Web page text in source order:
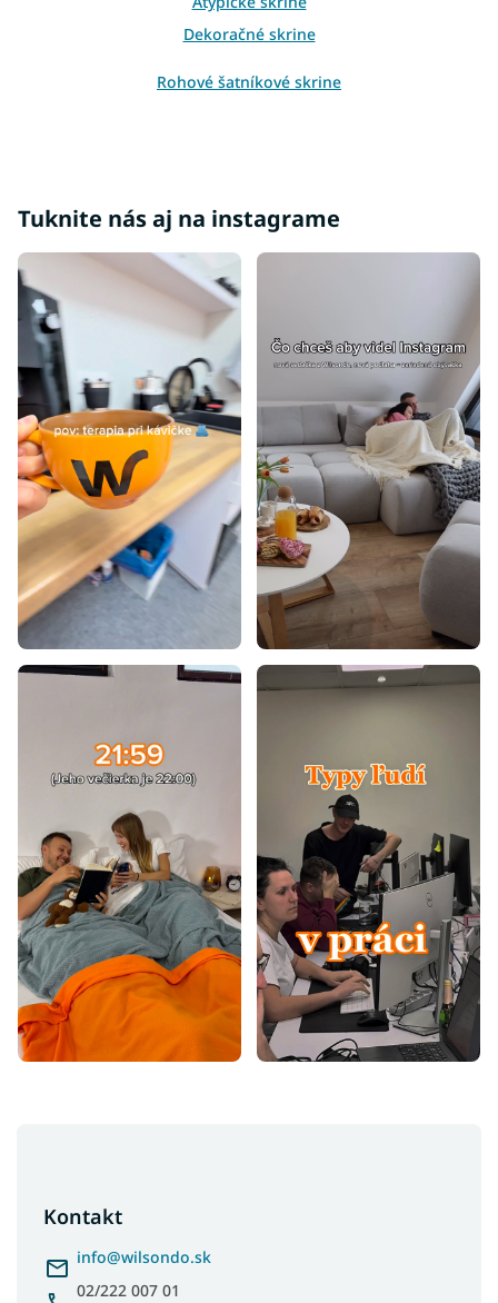
u
Dekoračné skrine
Rohové šatníkové skrine
Šatníkové skrine so zrkadlom
Tuknite nás aj na instagrame
Kontakt
info@wilsondo.sk
02/222 007 01